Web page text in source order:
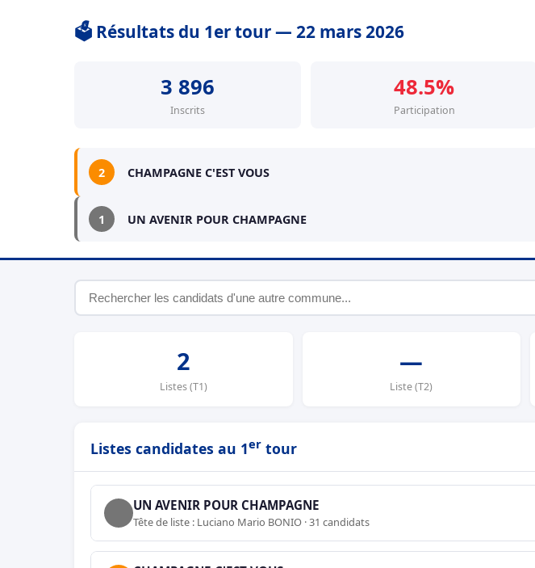
🗳️ Résultats du 1er tour — 22 mars 2026
3 896
Inscrits
48.5%
Participation
2 CHAMPAGNE C'EST VOUS
1 UN AVENIR POUR CHAMPAGNE
2
Listes (T1)
—
Liste (T2)
Listes candidates au 1er tour
UN AVENIR POUR CHAMPAGNE
Tête de liste : Luciano Mario BONIO · 31 candidats